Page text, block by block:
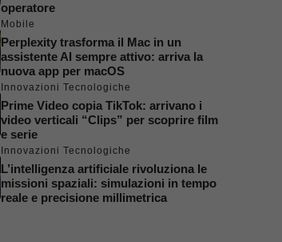
operatore
Mobile
Perplexity trasforma il Mac in un
assistente AI sempre attivo: arriva la
nuova app per macOS
Innovazioni Tecnologiche
Prime Video copia TikTok: arrivano i
video verticali “Clips” per scoprire film
e serie
Innovazioni Tecnologiche
L’intelligenza artificiale rivoluziona le
missioni spaziali: simulazioni in tempo
reale e precisione millimetrica